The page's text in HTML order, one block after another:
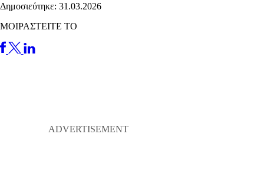
Δημοσιεύτηκε: 31.03.2026
ΜΟΙΡΑΣΤΕΙΤΕ ΤΟ